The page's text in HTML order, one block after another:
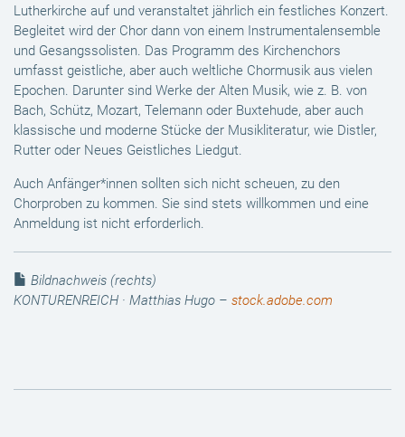
Lutherkirche auf und veranstaltet jährlich ein festliches Konzert.
Begleitet wird der Chor dann von einem Instrumentalensemble
und Gesangssolisten. Das Programm des Kirchenchors
umfasst geistliche, aber auch weltliche Chormusik aus vielen
Epochen. Darunter sind Werke der Alten Musik, wie z. B. von
Bach, Schütz, Mozart, Telemann oder Buxtehude, aber auch
klassische und moderne Stücke der Musikliteratur, wie Distler,
Rutter oder Neues Geistliches Liedgut.
Auch Anfänger*innen sollten sich nicht scheuen, zu den
Chorproben zu kommen. Sie sind stets willkommen und eine
Anmeldung ist nicht erforderlich.
Bildnachweis (rechts)
KONTURENREICH · Matthias Hugo – stock.adobe.com